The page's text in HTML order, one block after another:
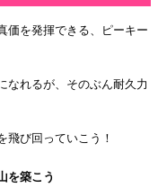
価を発揮できる、ピーキー
なれるが、そのぶん耐久力
飛び回っていこう！
を築こう